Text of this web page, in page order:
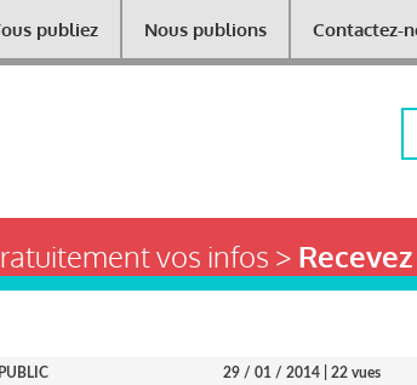
publiez Nous publions Contactez-
vos infos > Recevez
29 / 01 / 2014 | 22 vues